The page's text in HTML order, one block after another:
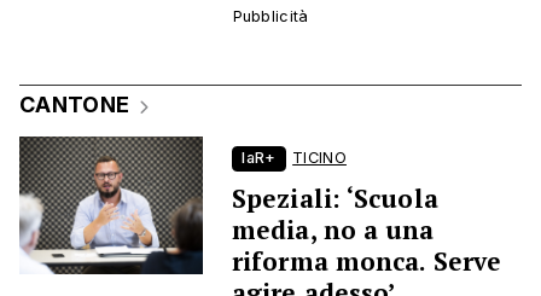
CANTONE
laR+ TICINO
Speziali: ‘Scuola
media, no a una
riforma monca. Serve